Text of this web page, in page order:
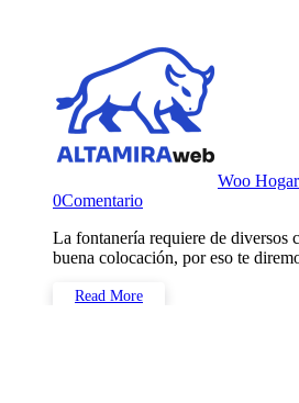
Woo Hogar
0Comentario
La fontanería requiere de diversos componentes para su
buena colocación, por eso te
Read More